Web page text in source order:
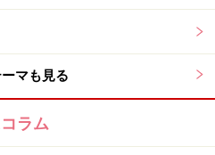
マも見る
ラム